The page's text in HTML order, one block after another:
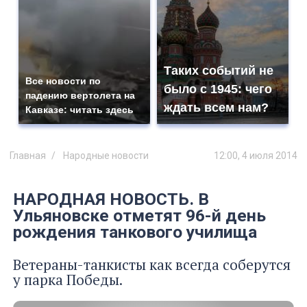
Все новости по
падению вертолета на
Кавказе: читать здесь
Таких событий не
было с 1945: чего
ждать всем нам?
Главная Народные новости 12:00, 4 июля 2014
НАРОДНАЯ НОВОСТЬ. В
Ульяновске отметят 96-й день
рождения танкового училища
Ветераны-танкисты как всегда соберутся
у парка Победы.